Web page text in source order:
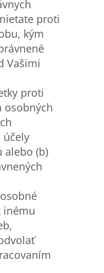
proti
kým
Vašimi
proti
osobných
účely
alebo (b)
inému